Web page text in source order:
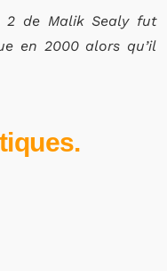
2 de Malik Sealy fut
en 2000 alors qu’il